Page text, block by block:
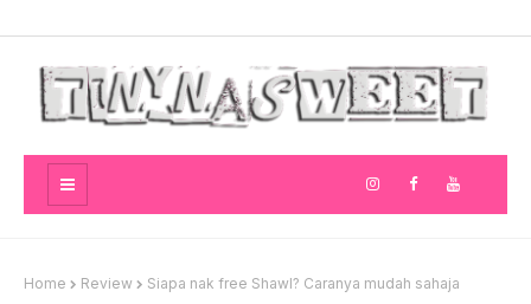
Home Review Siapa nak free Shawl? Caranya mudah sahaja